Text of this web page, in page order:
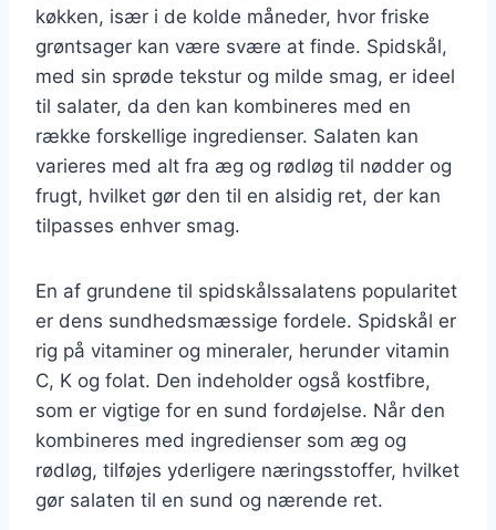
køkken, især i de kolde måneder, hvor friske
grøntsager kan være svære at finde. Spidskål,
med sin sprøde tekstur og milde smag, er ideel
til salater, da den kan kombineres med en
række forskellige ingredienser. Salaten kan
varieres med alt fra æg og rødløg til nødder og
frugt, hvilket gør den til en alsidig ret, der kan
tilpasses enhver smag.
En af grundene til spidskålssalatens popularitet
er dens sundhedsmæssige fordele. Spidskål er
rig på vitaminer og mineraler, herunder vitamin
C, K og folat. Den indeholder også kostfibre,
som er vigtige for en sund fordøjelse. Når den
kombineres med ingredienser som æg og
rødløg, tilføjes yderligere næringsstoffer, hvilket
gør salaten til en sund og nærende ret.